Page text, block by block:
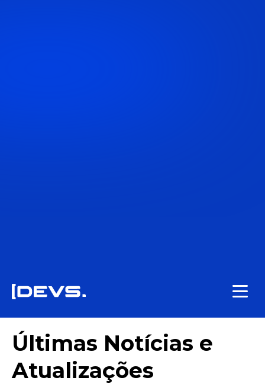
Últimas Notícias e
Atualizações